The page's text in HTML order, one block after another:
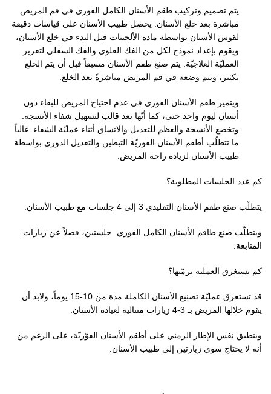
يتم تصميم وتركيب طقم الأسنان الكامل الفوري في فم المريض
مباشرة بعد خلع الأسنان. يحصل طبيب الأسنان على قياسات دقيقة
لقوس الأسنان بواسطة مادة الألجينات قبل البدء في خلع الأسنان،
ويقوم بإعداد نموذج لكل من الفك العلوي والفك السفلي لتعزيز
العمليّة العلاجيّة. يتم صنع طقم الأسنان مسبقاً قبل أن يتم الخلع
بكثير، ويتم وضعه في فم المريض مباشرةً بعد الخلع.
ويتميز طقم الأسنان الفوري في عدم احتياج المريض للبقاء دون
أسنان ليوم واحد حتى، كما أنّها تعد قالب لتسهيل شفاء الأنسجة.
وتخضع الأنسجة والعظم للتعديل والاتساق أثناء عمليّة الشفاء. غالباً
ما تتطلّب أطقم الأسنان الفوريّة التبطين والتعديل الدوري بواسطة
طبيب الأسنان لزيادة راحة المريض.
كم عدد الجلسات المطلوبة؟
يتطلّب صنع طقم الأسنان التقليدي 3 إلى 4 جلسات مع طبيب الأسنان.
ويتطلّب صنع طاقم الأسنان الكامل الفوري
جلستين، فضلاً عن زيارات
المتابعة.
كم تستغرق العملية برمّتها؟
قد تستغرق عمليّة تصنيع الأسنان الكاملة مدة من 10-15 يوماً، ولابد أن
يقوم خلالها المريض بـ 3-4 زيارات متتالية لعيادة الأسنان.
وينطبق نفس الإطار الزمني على أطقم الأسنان الفوّريّة، على الرغم من
أنه لا يحتاج سوى زيارتين إلى طبيب الأسنان.